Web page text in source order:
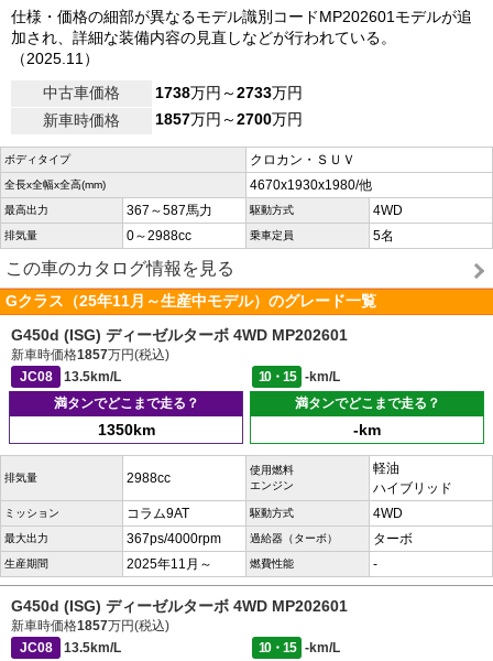
仕様・価格の細部が異なるモデル識別コードMP202601モデルが追
加され、詳細な装備内容の見直しなどが行われている。
（2025.11）
中古車価格
1738万円～2733万円
新車時価格
1857万円～2700万円
ボディタイプ クロカン・ＳＵＶ
全長x全幅x全高(mm) 4670x1930x1980/他
最高出力 367～587馬力 駆動方式 4WD
排気量 0～2988cc 乗車定員 5名
この車のカタログ情報を見る
Gクラス（25年11月～生産中モデル）のグレード一覧
G450d (ISG) ディーゼルターボ 4WD MP202601
新車時価格1857万円(税込)
JC08
13.5km/L 10・15
-km/L
満タンでどこまで走る？
1350km
満タンでどこまで走る？
-km
排気量 2988cc
使用燃料
エンジン
軽油
ハイブリッド
ミッション コラム9AT 駆動方式 4WD
最大出力 367ps/4000rpm 過給器（ターボ） ターボ
生産期間 2025年11月～ 燃費性能 -
G450d (ISG) ディーゼルターボ 4WD MP202601
新車時価格1857万円(税込)
JC08
13.5km/L 10・15
-km/L